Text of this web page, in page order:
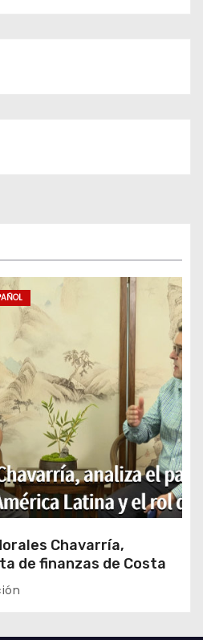
Chavarría,
de finanzas de Costa
el panorama
de América Latina y el